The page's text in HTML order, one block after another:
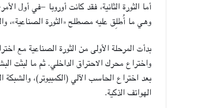
أما الثورة الثانية، فقد كانت أوروبا -في أول
وهي ما أُطلِق عليه مصطلح «الثورة الصناعية»،
بدأت المرحلة الأولى من الثورة الصناعية مع
واختراع محرك الاحتراق الداخلي. ثم ما لبثت
بعد اختراع الحاسب الآلي (الكمبيوتر)، والشبكة
الهواتف الذكية.